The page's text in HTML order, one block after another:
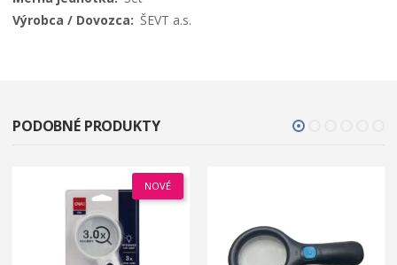
ŠEVT a.s.
PODOBNÉ PRODUKTY
NOVÉ